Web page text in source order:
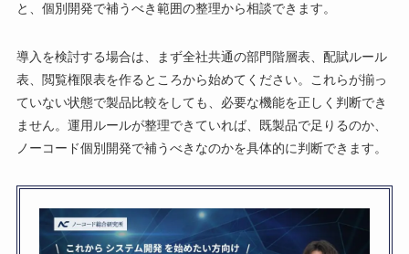
と、個別開発で補うべき範囲の整理から相談できます。
導入を検討する場合は、まず全社共通の部門階層表、配賦ルール
表、閲覧権限表を作るところから始めてください。これらが揃っ
ていない状態で製品比較をしても、必要な機能を正しく判断でき
ません。運用ルールが整理できていれば、既製品で足りるのか、
ノーコード個別開発で補うべきなのかを具体的に判断できます。